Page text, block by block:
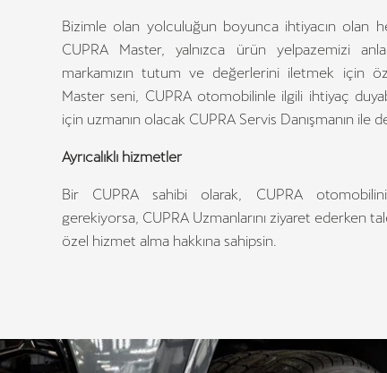
Bizimle olan yolculuğun boyunca ihtiyacın olan
CUPRA Master, yalnızca ürün yelpazemizi
markamızın tutum ve değerlerini iletmek için
Master seni, CUPRA otomobilinle ilgili ihtiyaç
için uzmanın olacak CUPRA Servis Danışmanın ile
Ayrıcalıklı hizmetler
Bir CUPRA sahibi olarak, CUPRA
gerekiyorsa, CUPRA Uzmanlarını ziyaret ederken
özel hizmet alma hakkına sahipsin.